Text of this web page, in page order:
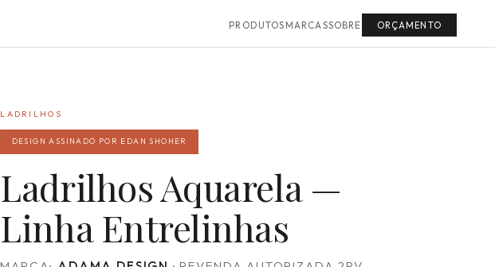
PRODUTOS MARCASSOBRE ORÇAMENTO
LADRILHOS
DESIGN ASSINADO POR EDAN SHOHER
Ladrilhos Aquarela —
Linha Entrelinhas